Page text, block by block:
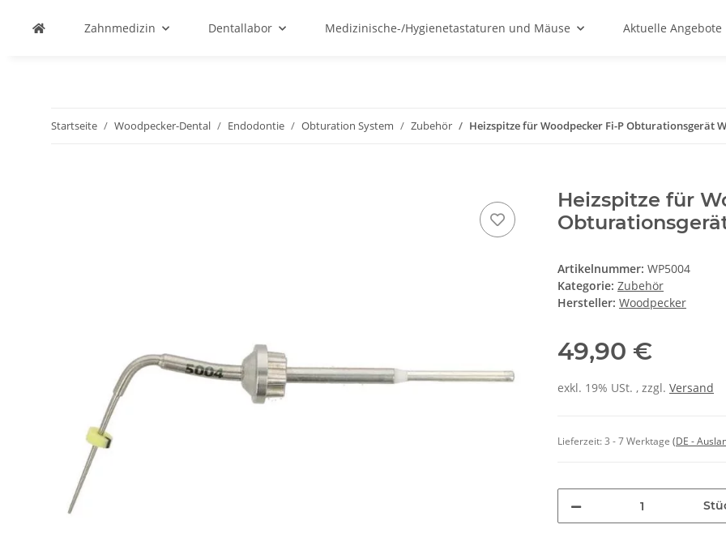
Zahnmedizin Dentallabor Medizinische-/Hygienetastaturen und Mäuse Aktuelle Angebote
Startseite Woodpecker-Dental Endodontie Obturation System Zubehör Heizspitze für Woodpecker Fi-P Obturationsgerät
Heizspitze für
Artikelnummer: WP5004
Kategorie: Zubehör
Hersteller: Woodpecker
49,90 €
exkl. 19% USt. , zzgl. Versand
Lieferzeit:3 - 7 Werktage (DE -